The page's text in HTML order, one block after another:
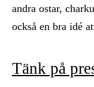
andra ostar,
också en bra idé
Tänk på